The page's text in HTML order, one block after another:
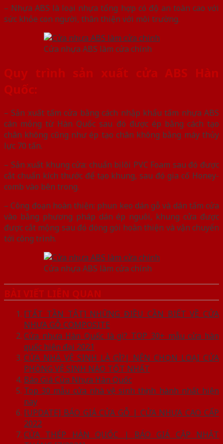
– Nhựa ABS là loại nhựa tổng hợp có độ an toàn cao với
sức khỏe con người, thân thiện với môi trường.
Cửa nhựa ABS làm cửa chính
Quy trình sản xuất cửa ABS Hàn
Quốc:
– Sản xuất tấm cửa bằng cách nhập khẩu tấm nhựa ABS
cán mỏng từ Hàn Quốc sau đó được ép bằng cách tạo
chân không cũng như ép tạo chân không bằng máy thủy
lực 70 tấn.
– Sản xuất khung cửa: chuẩn bị lõi PVC Foam sau đó được
cắt chuẩn kích thước để tạo khung, sau đó gia cố Honey-
comb vào bên trong.
– Công đoạn hoàn thiện: phun keo dán gỗ và dán tấm cửa
vào bằng phương pháp dán ép nguôi, khung cửa được
được cắt mộng sau đó đóng gói hoàn thiện và vận chuyển
tới công trình.
Cửa nhựa ABS làm cửa chính
BÀI VIẾT LIÊN QUAN
[TẤT TẦN TẬT] NHỮNG ĐIỀU CẦN BIẾT VỀ CỬA
NHỰA GỖ COMPOSITE
Cửa nhựa Hàn Quốc là gì? TOP 30+ mẫu cửa hàn
quốc hiện đại 2021
CỬA NHÀ VỆ SINH LÀ GÌ?| NÊN CHỌN LOẠI CỬA
PHÒNG VỆ SINH NÀO TỐT NHẤT
Báo Giá Cửa Nhựa Hàn Quốc
Top 30 mẫu cửa nhà vệ sinh thịnh hành nhất hiện
nay
[UPDATE] BÁO GIÁ CỬA GỖ | CỬA NHỰA CAO CẤP
2022
CỬA THÉP HÀN QUỐC | BÁO GIÁ CẬP NHẬT